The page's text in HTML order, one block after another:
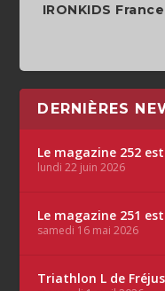
IRONKIDS
DERNIÈRES
Le magazine 252
lundi 22 juin 2026
Le magazine 251
samedi 16 mai 2026
Triathlon L de